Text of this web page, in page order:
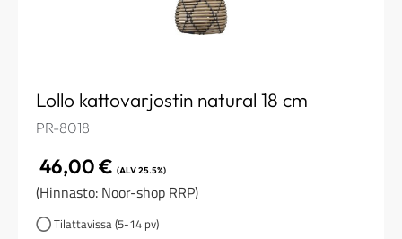
Lollo kattovarjostin natural 18 cm
PR-8018
46,00€ (ALV 25.5%)
(Hinnasto: Noor-shop RRP)
Tilattavissa (5-14 pv)